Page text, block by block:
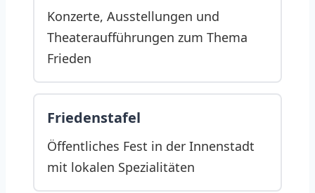
Konzerte, Ausstellungen und
Theateraufführungen zum Thema
Frieden
Friedenstafel
Öffentliches Fest in der Innenstadt
mit lokalen Spezialitäten